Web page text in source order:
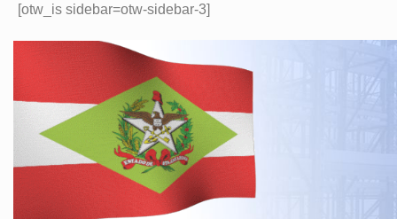
[otw_is sidebar=otw-sidebar-3]